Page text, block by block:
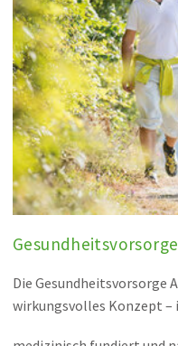
Die Gesundheitsvorsorge
wirkungsvolles Konzept –